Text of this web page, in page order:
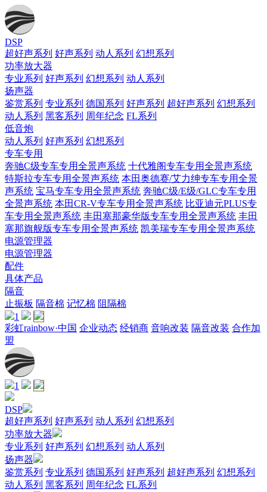
DSP
超好声系列 好声系列 动人系列 幻想系列
功率放大器
专业系列 好声系列 幻想系列 动人系列
扬声器
鉴赏系列 专业系列 德国系列 好声系列 超好声系列 幻想系列
动人系列 黑客系列 周年纪念 FL系列
低音炮
动人系列 好声系列 幻想系列
专车专用
奔驰C级专车专用全景声系统 十代雅阁专车专用全景声系统
特斯拉专车专用全景声系统 本田奥德赛/艾力绅专车专用全景
声系统 宝马专车专用全景声系统 奔驰C级/E级/GLC专车专用
全景声系统 本田CR-V专车专用全景声系统 比亚迪元PLUS专
车专用全景声系统 丰田塞那豪华版专车专用全景声系统 丰田
塞那旗舰版专车专用全景声系统 凯美瑞专车专用全景声系统
电源管理器
电源管理器
配件
具体产品
隔音
止振板 隔音棉 记忆棉 阻隔棉
1
彩虹rainbow·中国 企业动态 经销商 音响改装 隔音改装 合作加
盟
1
DSP
超好声系列 好声系列 动人系列 幻想系列
功率放大器
专业系列 好声系列 幻想系列 动人系列
扬声器
鉴赏系列 专业系列 德国系列 好声系列 超好声系列 幻想系列
动人系列 黑客系列 周年纪念 FL系列